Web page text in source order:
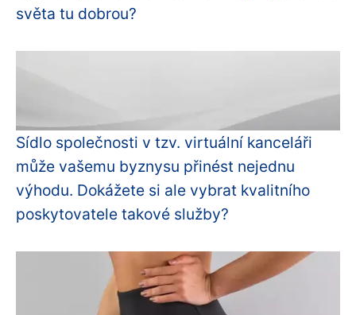
světa tu dobrou?
Sídlo společnosti v tzv. virtuální kanceláři
může vašemu byznysu přinést nejednu
výhodu. Dokážete si ale vybrat kvalitního
poskytovatele takové služby?